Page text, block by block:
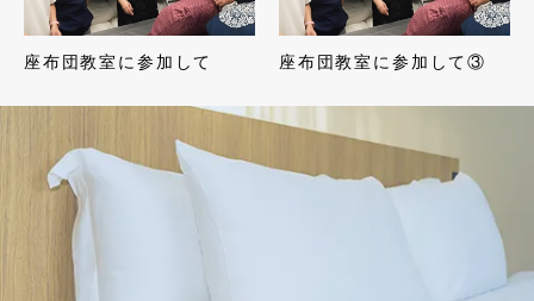
座布団教室に参加して 座布団教室に参加して③